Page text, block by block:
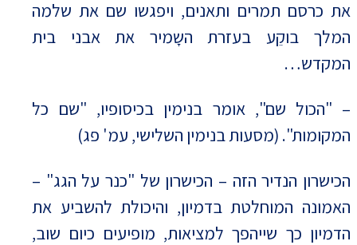
את כרסם תמרים ותאנים, ויפגשו שם את שלמה
המלך בוקֵע בעזרת השָמיר את אבני בית
המקדש…
– "הכול שם", אומר בנימין בכיסופיו, "שם כל
המקומות". (מסעות בנימין השלישי, עמ' פג)
הכישרון הנדיר הזה – הכישרון של "כנר על הגג" –
האמונה המוחלטת בדמיון, והיכולת להשביע את
הדמיון כך שייהפך למציאות, מופיעים כיום שוב,